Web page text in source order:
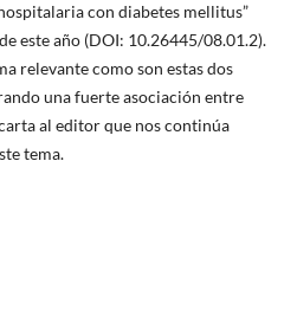
con diabetes mellitus”
este año (DOI: 10.26445/08.01.2).
relevante como son estas dos
una fuerte asociación entre
al editor que nos continúa
tema.